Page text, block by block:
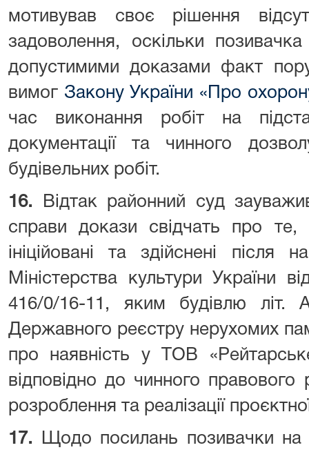
мотивував своє рішення
задоволення, оскільки
допустимими доказами факт
вимог Закону України «Про
час виконання робіт на
документації та чинного
будівельних робіт.
16.
Відтак районний суд
справи докази свідчать про
ініційовані та здійснені після
Міністерства культури України
416/0/16-11, яким будівлю
Державного реєстру нерухомих
про наявність у ТОВ
відповідно до чинного
розроблення та реалізації
17.
Щодо посилань позивачки на